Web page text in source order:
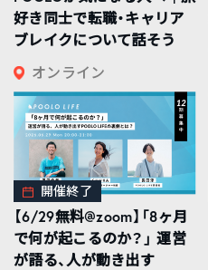
好き同士で転職・キャリア
ブレイクについて話そう
オンライン
開催終了
【6/29無料@zoom】「8ヶ月
で何が起こるのか？」 運営
が語る、人が動き出す